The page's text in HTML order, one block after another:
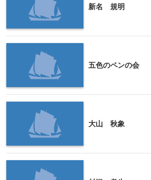
新名 規明
五色のペンの会
大山 秋象